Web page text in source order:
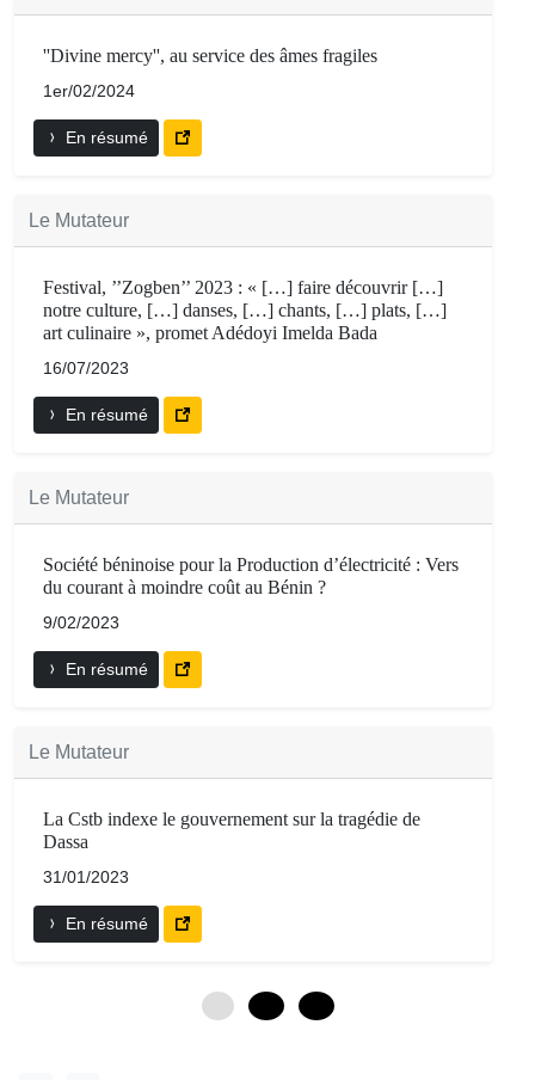
''Divine mercy'', au service des âmes fragiles
1er/02/2024
En résumé
Le Mutateur
Festival, ’’Zogben’’ 2023 : « […] faire découvrir […]
notre culture, […] danses, […] chants, […] plats, […]
art culinaire », promet Adédoyi Imelda Bada
16/07/2023
En résumé
Le Mutateur
Société béninoise pour la Production d’électricité : Vers
du courant à moindre coût au Bénin ?
9/02/2023
En résumé
Le Mutateur
La Cstb indexe le gouvernement sur la tragédie de
Dassa
31/01/2023
En résumé